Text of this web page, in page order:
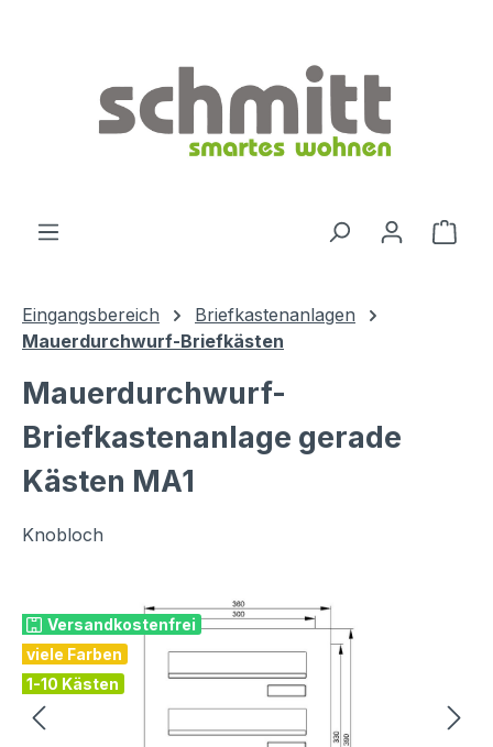
Eingangsbereich
Briefkastenanlagen
Mauerdurchwurf-Briefkästen
Mauerdurchwurf-
Briefkastenanlage gerade
Kästen MA1
Knobloch
Versandkostenfrei
viele Farben
1-10 Kästen